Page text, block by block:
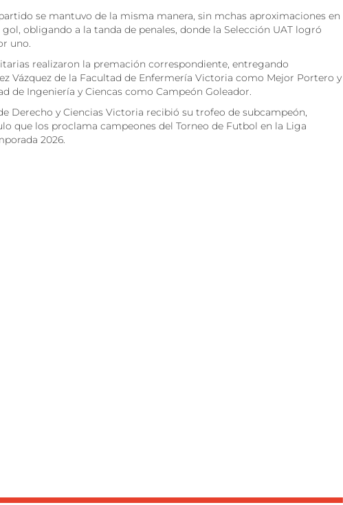
se mantuvo de la misma manera, sin mchas aproximaciones en
obligando a la tanda de penales, donde la Selección UAT logró
uno.
realizaron la premación correspondiente, entregando
Vázquez de la Facultad de Enfermería Victoria como Mejor Portero y
de Ingeniería y Ciencas como Campeón Goleador.
Derecho y Ciencias Victoria recibió su trofeo de subcampeón,
que los proclama campeones del Torneo de Futbol en la Liga
2026.